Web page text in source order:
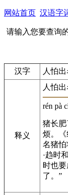
网站首页 汉语字
请输入您要查询
汉字 人怕
释义
人怕
rén pà
猪长
烦。《
名猪怕
·趋时
时也
了。”